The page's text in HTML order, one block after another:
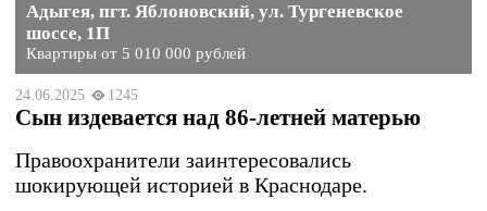
Адыгея, пгт. Яблоновский, ул. Тургеневское
шоссе, 1П
Квартиры от 5 010 000 рублей
24.06.2025 1245
Сын издевается над 86-летней матерью
Правоохранители заинтересовались
шокирующей историей в Краснодаре.